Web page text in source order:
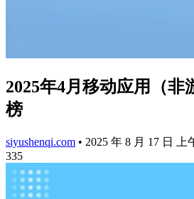
2025年4月移动应用（非
榜
siyushenqi.com • 2025 年 8 月 17 日 上
335